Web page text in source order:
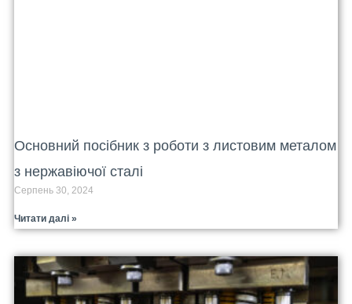
Основний посібник з роботи з листовим металом
з нержавіючої сталі
Серпень 30, 2024
Читати далі »